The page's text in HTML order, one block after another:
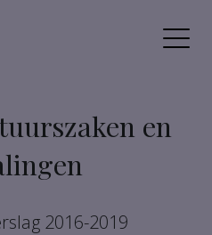
en
2016-2019